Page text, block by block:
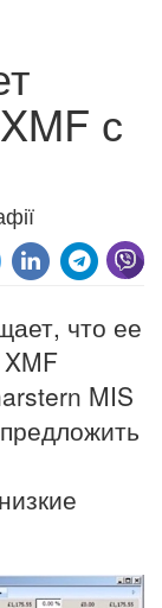
с
что ее
MIS